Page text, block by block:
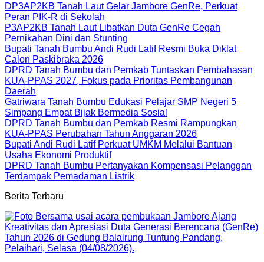
DP3AP2KB Tanah Laut Gelar Jambore GenRe, Perkuat
Peran PIK-R di Sekolah
P3AP2KB Tanah Laut Libatkan Duta GenRe Cegah
Pernikahan Dini dan Stunting
Bupati Tanah Bumbu Andi Rudi Latif Resmi Buka Diklat
Calon Paskibraka 2026
DPRD Tanah Bumbu dan Pemkab Tuntaskan Pembahasan
KUA-PPAS 2027, Fokus pada Prioritas Pembangunan
Daerah
Gatriwara Tanah Bumbu Edukasi Pelajar SMP Negeri 5
Simpang Empat Bijak Bermedia Sosial
DPRD Tanah Bumbu dan Pemkab Resmi Rampungkan
KUA-PPAS Perubahan Tahun Anggaran 2026
Bupati Andi Rudi Latif Perkuat UMKM Melalui Bantuan
Usaha Ekonomi Produktif
DPRD Tanah Bumbu Pertanyakan Kompensasi Pelanggan
Terdampak Pemadaman Listrik
Berita Terbaru